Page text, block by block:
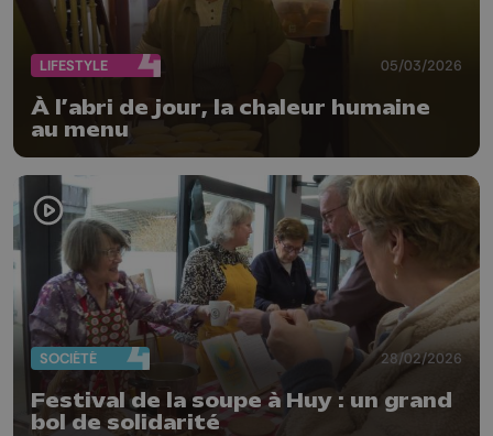
LIFESTYLE 05/03/2026
À l’abri de jour, la chaleur humaine
au menu
SOCIÉTÉ 28/02/2026
Festival de la soupe à Huy : un grand
bol de solidarité